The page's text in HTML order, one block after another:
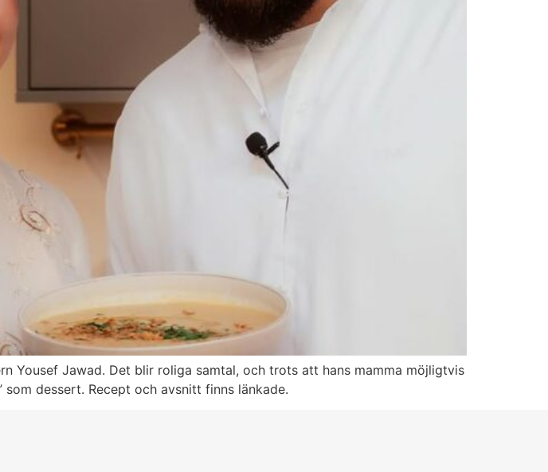
Yousef Jawad. Det blir roliga samtal, och trots att hans mamma möjligtvis
dessert. Recept och avsnitt finns länkade.